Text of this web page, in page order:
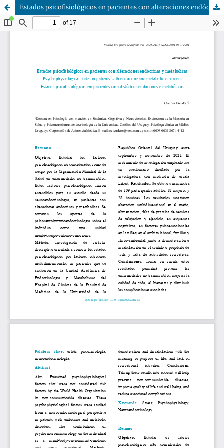
Estados psicofisiológicos en pacientes con alteraciones endócrinas y metabólicas